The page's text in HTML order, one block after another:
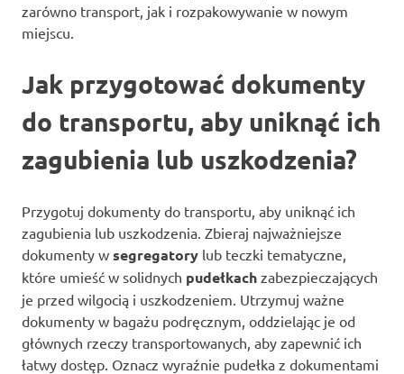
zarówno transport, jak i rozpakowywanie w nowym
miejscu.
Jak przygotować dokumenty
do transportu, aby uniknąć ich
zagubienia lub uszkodzenia?
Przygotuj dokumenty do transportu, aby uniknąć ich
zagubienia lub uszkodzenia. Zbieraj najważniejsze
dokumenty w segregatory lub teczki tematyczne,
które umieść w solidnych pudełkach zabezpieczających
je przed wilgocią i uszkodzeniem. Utrzymuj ważne
dokumenty w bagażu podręcznym, oddzielając je od
głównych rzeczy transportowanych, aby zapewnić ich
łatwy dostęp. Oznacz wyraźnie pudełka z dokumentami